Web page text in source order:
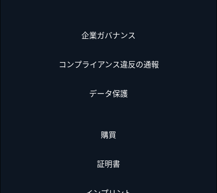
企業ガバナンス
コンプライアンス違反の通報
データ保護
購買
証明書